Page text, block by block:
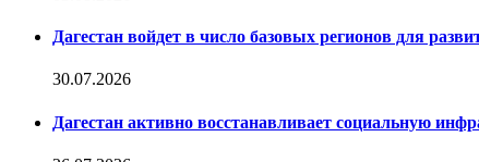
Дагестан войдет в число базовых регионов для
30.07.2026
Дагестан активно восстанавливает социальную